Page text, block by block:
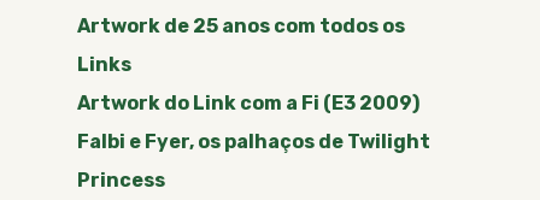
Artwork de 25 anos com todos os
Links
Artwork do Link com a Fi (E3 2009)
Falbi e Fyer, os palhaços de Twilight
Princess